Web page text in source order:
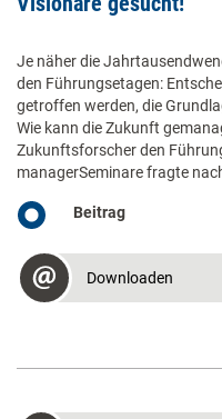
Je näher die
den Führungsetagen:
getroffen werden, die
Wie kann die Zukunft
Zukunftsforscher den
managerSeminare fragte
Beitrag
Downloaden